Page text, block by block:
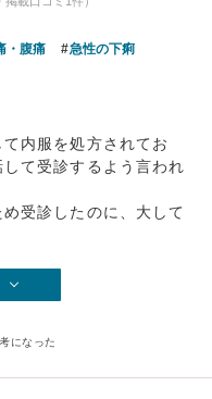
・腹痛
急性の下痢
内服を処方されてお
て受診するよう言われ
受診したのに、大して
になった